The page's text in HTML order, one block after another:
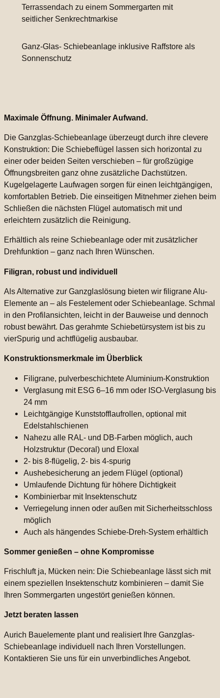
Terrassendach zu einem Sommergarten mit
seitlicher Senkrechtmarkise
Ganz-Glas- Schiebeanlage inklusive Raffstore als
Sonnenschutz
Maximale Öffnung. Minimaler Aufwand.
Die Ganzglas-Schiebeanlage überzeugt durch ihre clevere
Konstruktion: Die Schiebeflügel lassen sich horizontal zu
einer oder beiden Seiten verschieben – für großzügige
Öffnungsbreiten ganz ohne zusätzliche Dachstützen.
Kugelgelagerte Laufwagen sorgen für einen leichtgängigen,
komfortablen Betrieb. Die einseitigen Mitnehmer ziehen beim
Schließen die nächsten Flügel automatisch mit und
erleichtern zusätzlich die Reinigung.
Erhältlich als reine Schiebeanlage oder mit zusätzlicher
Drehfunktion – ganz nach Ihren Wünschen.
Filigran, robust und individuell
Als Alternative zur Ganzglaslösung bieten wir filigrane Alu-
Elemente an – als Festelement oder Schiebeanlage. Schmal
in den Profilansichten, leicht in der Bauweise und dennoch
robust bewährt. Das gerahmte Schiebetürsystem ist bis zu
vierSpurig und achtflügelig ausbaubar.
Konstruktionsmerkmale im Überblick
Filigrane, pulverbeschichtete Aluminium-Konstruktion
Verglasung mit ESG 6–16 mm oder ISO-Verglasung bis
24 mm
Leichtgängige Kunststofflaufrollen, optional mit
Edelstahlschienen
Nahezu alle RAL- und DB-Farben möglich, auch
Holzstruktur (Decoral) und Eloxal
2- bis 8-flügelig, 2- bis 4-spurig
Aushebesicherung an jedem Flügel (optional)
Umlaufende Dichtung für höhere Dichtigkeit
Kombinierbar mit Insektenschutz
Verriegelung innen oder außen mit Sicherheitsschloss
möglich
Auch als hängendes Schiebe-Dreh-System erhältlich
Sommer genießen – ohne Kompromisse
Frischluft ja, Mücken nein: Die Schiebeanlage lässt sich mit
einem speziellen Insektenschutz kombinieren – damit Sie
Ihren Sommergarten ungestört genießen können.
Jetzt beraten lassen
Aurich Bauelemente plant und realisiert Ihre Ganzglas-
Schiebeanlage individuell nach Ihren Vorstellungen.
Kontaktieren Sie uns für ein unverbindliches Angebot.